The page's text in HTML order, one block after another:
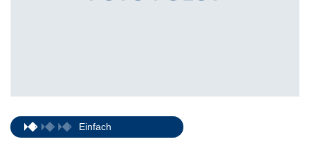
Einfach